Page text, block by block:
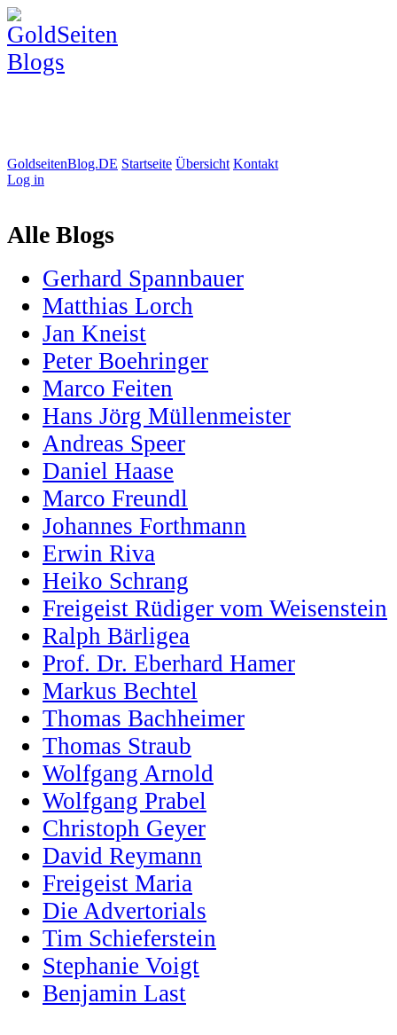
GoldseitenBlog.DE Startseite Übersicht Kontakt
Log in
Alle Blogs
Gerhard Spannbauer
Matthias Lorch
Jan Kneist
Peter Boehringer
Marco Feiten
Hans Jörg Müllenmeister
Andreas Speer
Daniel Haase
Marco Freundl
Johannes Forthmann
Erwin Riva
Heiko Schrang
Freigeist Rüdiger vom Weisenstein
Ralph Bärligea
Prof. Dr. Eberhard Hamer
Markus Bechtel
Thomas Bachheimer
Thomas Straub
Wolfgang Arnold
Wolfgang Prabel
Christoph Geyer
David Reymann
Freigeist Maria
Die Advertorials
Tim Schieferstein
Stephanie Voigt
Benjamin Last